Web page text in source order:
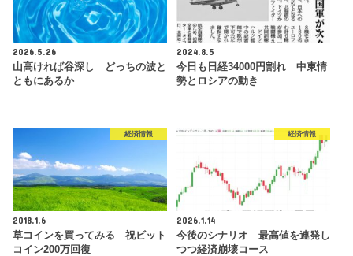
2026.5.26
山高ければ谷深し どっちの波と
ともにあるか
2024.8.5
今日も日経34000円割れ 中東情
勢とロシアの動き
経済情報
2018.1.6
草コインを買ってみる 祝ビット
コイン200万回復
経済情報
2026.1.14
今後のシナリオ 最高値を連発し
つつ経済崩壊コース